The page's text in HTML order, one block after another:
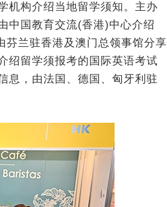
机构介绍当地留学须知。主办
中国教育交流(香港)中心介绍
兰驻香港及澳门总领事馆分享
绍留学须报考的国际英语考试
息，由法国、德国、匈牙利驻